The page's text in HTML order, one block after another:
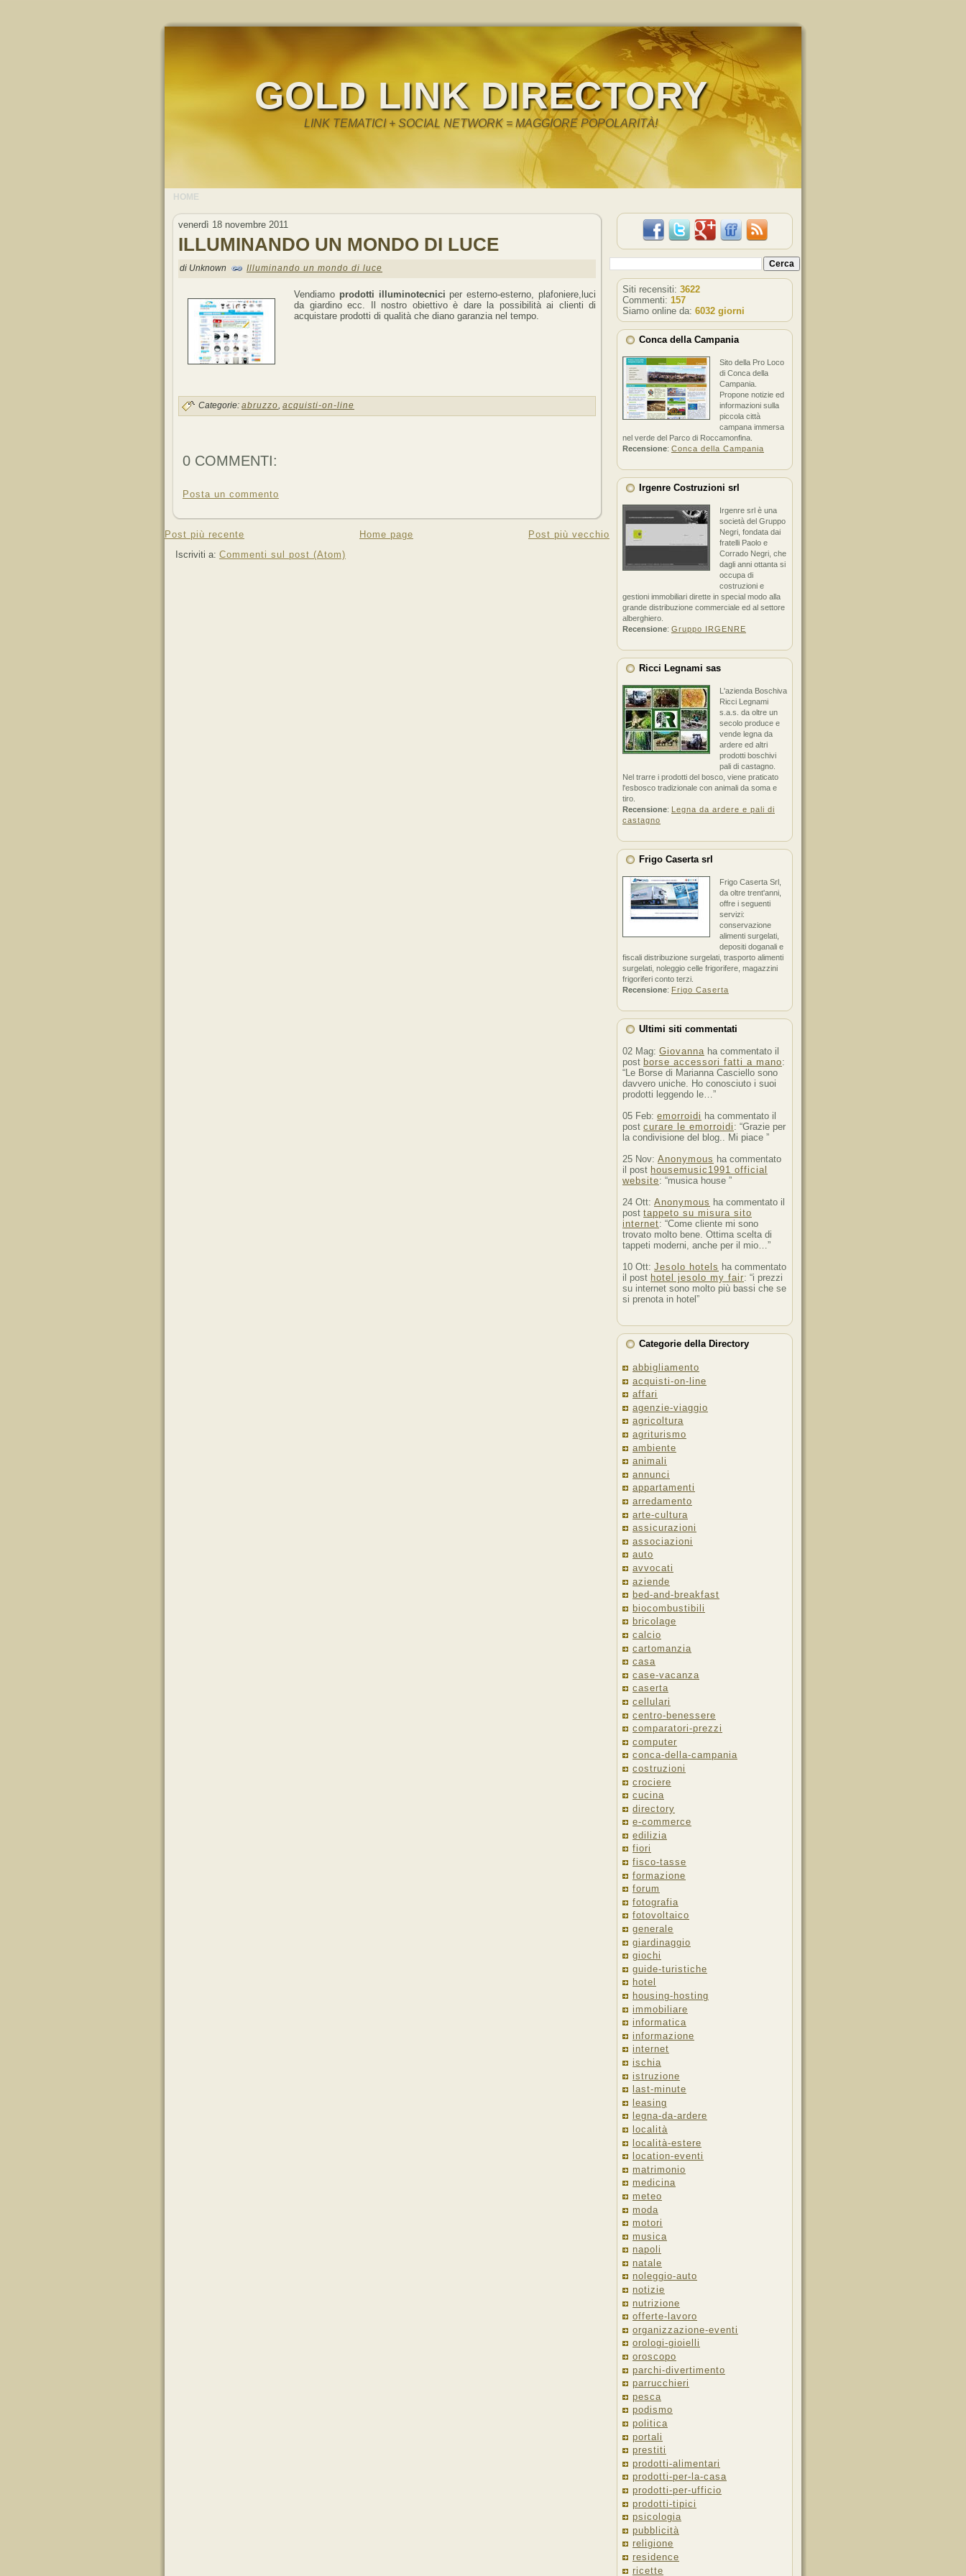
GOLD LINK DIRECTORY
LINK TEMATICI + SOCIAL NETWORK = MAGGIORE POPOLARITÀ!
HOME
venerdì 18 novembre 2011
ILLUMINANDO UN MONDO DI LUCE
di Unknown Illuminando un mondo di luce
Vendiamo prodotti illuminotecnici per esterno-esterno, plafoniere,luci
da giardino ecc. Il nostro obiettivo è dare la possibilità ai clienti di
acquistare prodotti di qualità che diano garanzia nel tempo.
Categorie: abruzzo, acquisti-on-line
0 COMMENTI:
Posta un commento
Post più recente Post più vecchio
Home page
Iscriviti a: Commenti sul post (Atom)
Siti recensiti: 3622
Commenti: 157
Siamo online da: 6032 giorni
Conca della Campania
Sito della Pro Loco
di Conca della
Campania.
Propone notizie ed
informazioni sulla
piccola città
campana immersa
nel verde del Parco di Roccamonfina.
Recensione: Conca della Campania
Irgenre Costruzioni srl
Irgenre srl è una
società del Gruppo
Negri, fondata dai
fratelli Paolo e
Corrado Negri, che
dagli anni ottanta si
occupa di
costruzioni e
gestioni immobiliari dirette in special modo alla
grande distribuzione commerciale ed al settore
alberghiero.
Recensione: Gruppo IRGENRE
Ricci Legnami sas
L'azienda Boschiva
Ricci Legnami
s.a.s. da oltre un
secolo produce e
vende legna da
ardere ed altri
prodotti boschivi
pali di castagno.
Nel trarre i prodotti del bosco, viene praticato
l'esbosco tradizionale con animali da soma e
tiro.
Recensione: Legna da ardere e pali di
castagno
Frigo Caserta srl
Frigo Caserta Srl,
da oltre trent'anni,
offre i seguenti
servizi:
conservazione
alimenti surgelati,
depositi doganali e
fiscali distribuzione surgelati, trasporto alimenti
surgelati, noleggio celle frigorifere, magazzini
frigoriferi conto terzi.
Recensione: Frigo Caserta
Ultimi siti commentati
02 Mag: Giovanna ha commentato il
post borse accessori fatti a mano:
“Le Borse di Marianna Casciello sono
davvero uniche. Ho conosciuto i suoi
prodotti leggendo le…”
05 Feb: emorroidi ha commentato il
post curare le emorroidi : “Grazie per
la condivisione del blog.. Mi piace ”
25 Nov: Anonymous ha commentato
il post housemusic1991 official
website: “musica house ”
24 Ott: Anonymous ha commentato il
post tappeto su misura sito
internet: “Come cliente mi sono
trovato molto bene. Ottima scelta di
tappeti moderni, anche per il mio…”
10 Ott: Jesolo hotels ha commentato
il post hotel jesolo my fair: “i prezzi
su internet sono molto più bassi che se
si prenota in hotel”
Categorie della Directory
abbigliamento
acquisti-on-line
affari
agenzie-viaggio
agricoltura
agriturismo
ambiente
animali
annunci
appartamenti
arredamento
arte-cultura
assicurazioni
associazioni
auto
avvocati
aziende
bed-and-breakfast
biocombustibili
bricolage
calcio
cartomanzia
casa
case-vacanza
caserta
cellulari
centro-benessere
comparatori-prezzi
computer
conca-della-campania
costruzioni
crociere
cucina
directory
e-commerce
edilizia
fiori
fisco-tasse
formazione
forum
fotografia
fotovoltaico
generale
giardinaggio
giochi
guide-turistiche
hotel
housing-hosting
immobiliare
informatica
informazione
internet
ischia
istruzione
last-minute
leasing
legna-da-ardere
località
località-estere
location-eventi
matrimonio
medicina
meteo
moda
motori
musica
napoli
natale
noleggio-auto
notizie
nutrizione
offerte-lavoro
organizzazione-eventi
orologi-gioielli
oroscopo
parchi-divertimento
parrucchieri
pesca
podismo
politica
portali
prestiti
prodotti-alimentari
prodotti-per-la-casa
prodotti-per-ufficio
prodotti-tipici
psicologia
pubblicità
religione
residence
ricette